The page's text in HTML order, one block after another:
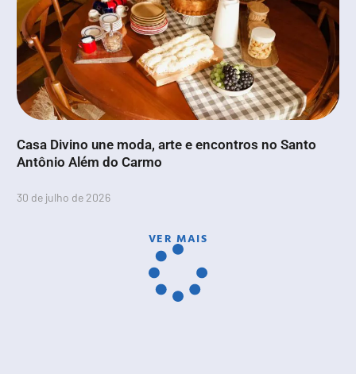
Casa Divino une moda, arte e encontros no Santo
Antônio Além do Carmo
30 de julho de 2026
VER MAIS